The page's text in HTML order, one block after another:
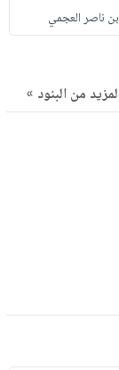
ناصر العجمي
من البنود »